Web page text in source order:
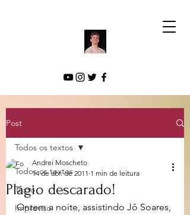
Post
Todos os textos
Texto
Improviso
Todos os textos
Plágio descarado!
Andrei Moscheto
14 de abr. de 2011 1 min de leitura
Ontem a noite, assistindo Jô Soares,